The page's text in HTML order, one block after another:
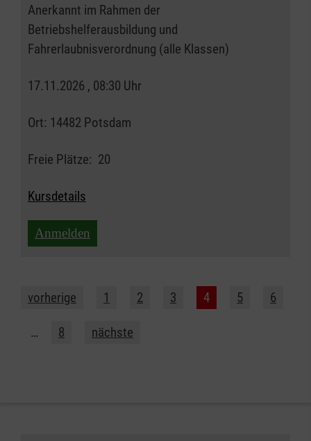
Anerkannt im Rahmen der
Betriebshelferausbildung und
Fahrerlaubnisverordnung (alle Klassen)
17.11.2026 , 08:30 Uhr
Ort: 14482 Potsdam
Freie Plätze: 20
Kursdetails
Anmelden
vorherige 1 2 3 4 5 6
… 8 nächste